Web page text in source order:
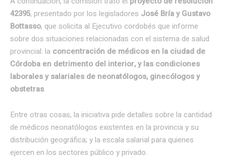
42395, presentado por los legisladores José Bría y Gustavo
Bottasso, que solicita al Ejecutivo cordobés que informe
sobre dos situaciones relacionadas con el sistema de salud
provincial: la concentración de médicos en la ciudad de
Córdoba en detrimento del interior, y las condiciones
laborales y salariales de neonatólogos, ginecólogos y
obstetras.
Entre otras cosas, la iniciativa pide detalles sobre la cantidad
de médicos neonatólogos existentes en la provincia y su
distribución geográfica; y la escala salarial para quienes
ejercen en los sectores público y privado.